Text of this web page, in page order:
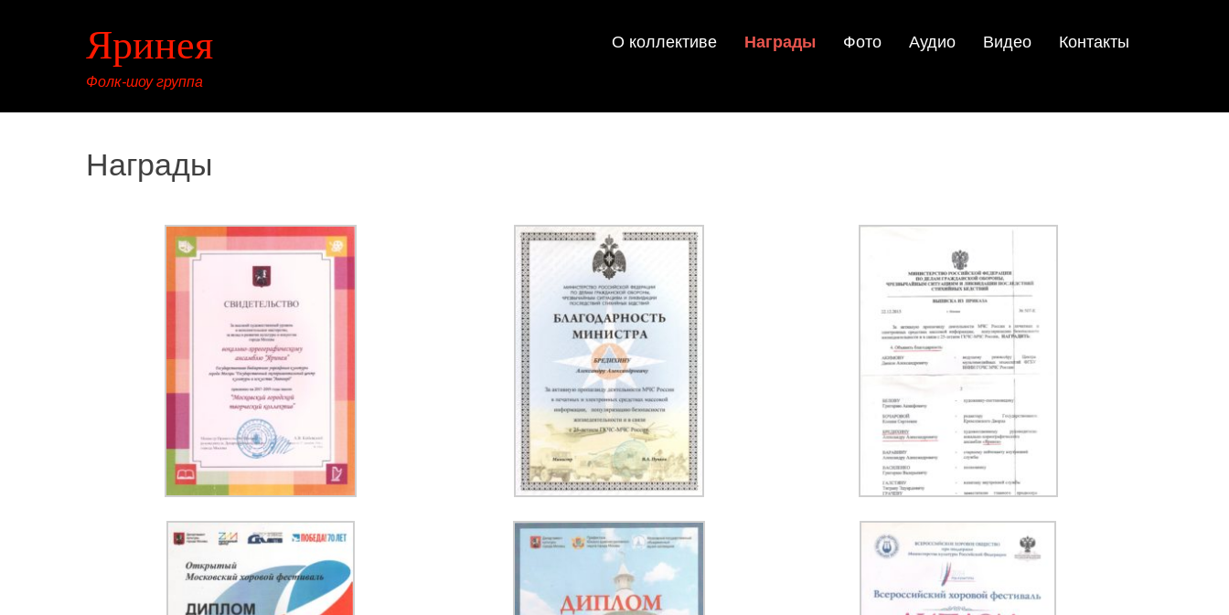
Яринея
Фолк-шоу группа
О коллективе Награды Фото Аудио Видео Контакты
Награды